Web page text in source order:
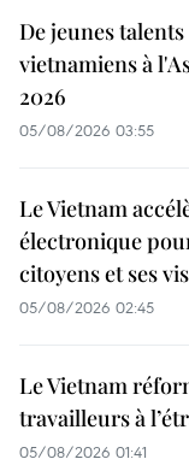
De jeunes
vietnamiens à
2026
05/08/2026 03:55
Le Vietnam
électronique
citoyens et ses
05/08/2026 02:45
Le Vietnam
travailleurs à
05/08/2026 01:41